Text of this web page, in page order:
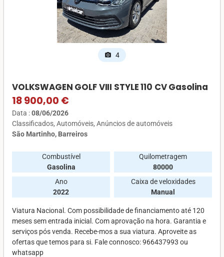
photo_camera 4
VOLKSWAGEN GOLF VIII STYLE 110 CV Gasolina
18 900,00 €
Data :08/06/2026
Classificados Automóveis Anúncios de automóveis
São Martinho, Barreiros
Combustível
Gasolina
Quilometragem
80000
Ano
2022
Caixa de veloxidades
Manual
Viatura Nacional. Com possibilidade de financiamento até 120
meses sem entrada inicial. Com aprovação na hora. Garantia e
serviços pós venda. Recebe-mos a sua viatura. Aproveite as
ofertas que temos para si. Fale connosco: 966437993 ou
whatsapp